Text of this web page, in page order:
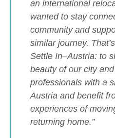
an international
wanted to stay
community and
similar journey.
Settle In–Austria: to
beauty of our city
professionals with a
Austria and benefit
experiences of
returning home.”